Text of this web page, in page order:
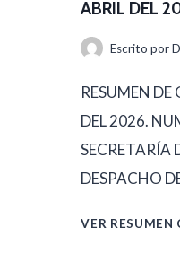
ABRIL DEL
Escrito por
RESUMEN
DEL 2026.
SECRETARÍA
DESPACHO
VER RESUMEN